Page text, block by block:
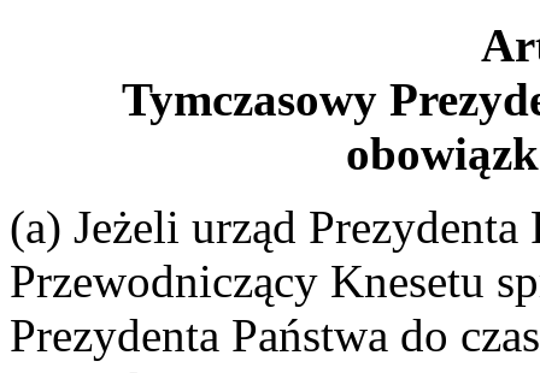
Tymczasowy
(a) Jeżeli urząd Prezydenta
Przewodniczący Knesetu
Prezydenta Państwa do